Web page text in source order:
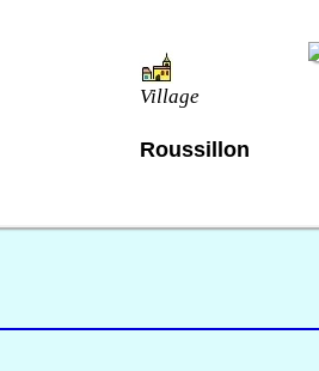
Village
Roussillon